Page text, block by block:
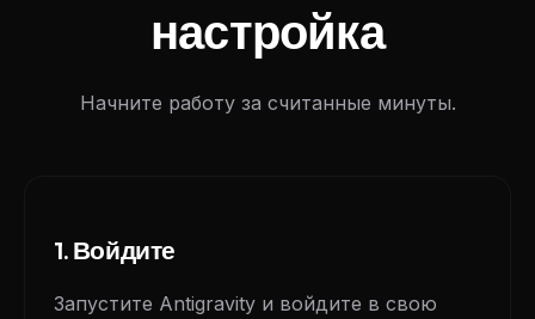
настройка
Начните работу за считанные минуты.
1. Войдите
Запустите Antigravity и войдите в свою